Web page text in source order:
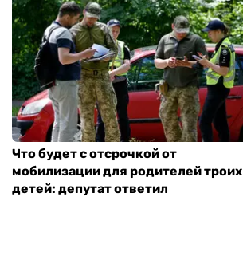
Что будет с отсрочкой от
мобилизации для родителей троих
детей: депутат ответил